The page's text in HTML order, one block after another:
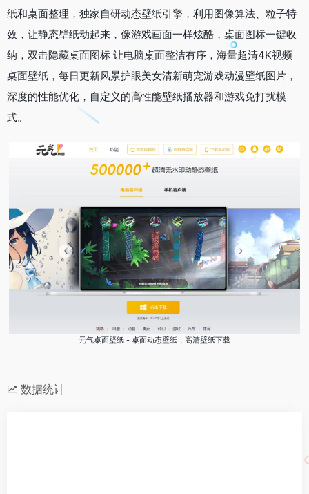
纸和桌面整理，独家自研动态壁纸引擎，利用图像算法、粒子特
效，让静态壁纸动起来，像游戏画面一样炫酷，桌面图标一键收
纳，双击隐藏桌面图标 让电脑桌面整洁有序，海量超清4K视频
桌面壁纸，每日更新风景护眼美女清新萌宠游戏动漫壁纸图片，
深度的性能优化，自定义的高性能壁纸播放器和游戏免打扰模
式。
元气桌面壁纸 - 桌面动态壁纸，高清壁纸下载
数据统计